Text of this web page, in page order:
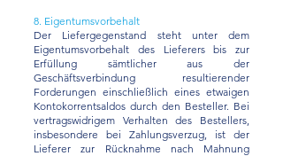
8. Eigentumsvorbehalt
Der Liefergegenstand steht unter dem
Eigentumsvorbehalt des Lieferers bis zur
Erfüllung sämtlicher aus der
Geschäftsverbindung resultierender
Forderungen einschließlich eines etwaigen
Kontokorrentsaldos durch den Besteller. Bei
vertragswidrigem Verhalten des Bestellers,
insbesondere bei Zahlungsverzug, ist der
Lieferer zur Rücknahme nach Mahnung